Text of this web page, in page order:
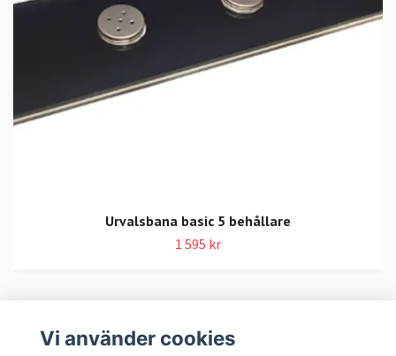
Urvalsbana basic 5 behållare
1 595 kr
LexNox Hundshop
Vi använder cookies